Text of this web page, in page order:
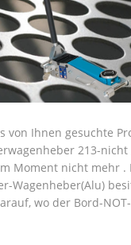
von Ihnen gesuchte
213-
Moment nicht mehr .
Wagenheber(Alu)
wo der Bord-